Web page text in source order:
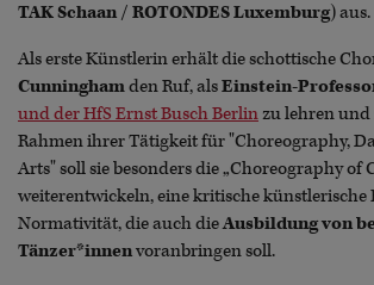
TAK Schaan / ROTONDES Luxemburg) aus.
Als erste Künstlerin erhält die schottische
Cunninghamden Ruf, alsEinstein-
und der HfS Ernst Busch Berlinzu lehren
Rahmen ihrer Tätigkeit für "Choreography,
Arts" soll sie besonders die „Choreography of
weiterentwickeln, eine kritische künstlerische
Normativität, die auch dieAusbildung von
Tänzer*innenvoranbringen soll.